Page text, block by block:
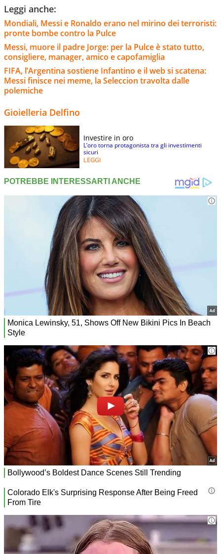
Leggi anche:
Mondiali, Messi e Ronaldo erano nel mirino dei terroristi:
pronte bombe contro la Pulce
Messi, muore il padre Jorge: per la Pulce è stato tutto,
consigliere, manager, amico e capofamiglia
FIFA, l’Argentina sostiene Infantino e il web si scatena:
Messi finisce nei meme, la Seleccion travolta dalle
polemiche
Gioielleria Delfino
Investire in oro
L’oro torna protagonista tra gli investimenti
sicuri
LEGGI